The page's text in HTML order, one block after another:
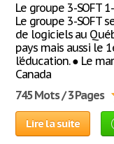
Contactez-nous
Le groupe 3-SOFT
Le groupe 3-SOFT
de logiciels au
pays mais aussi le
l’éducation. ● Le
Canada
745 Mots / 3 Pages
Lire la suite